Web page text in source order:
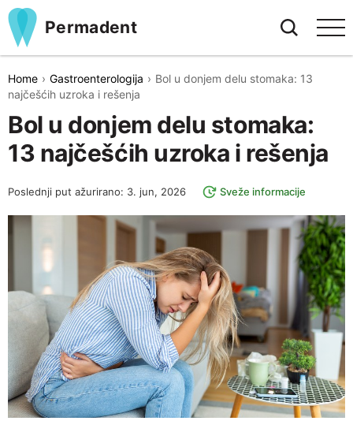
Permadent
Home Gastroenterologija
Bol u donjem delu stomaka: 13
najčešćih uzroka i rešenja
Bol u donjem delu stomaka:
13 najčešćih uzroka i rešenja
Poslednji put ažurirano: 3. jun, 2026 Sveže informacije